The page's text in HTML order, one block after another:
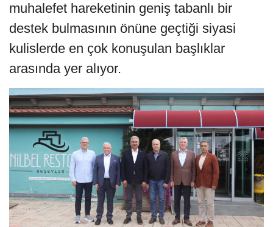
muhalefet hareketinin geniş tabanlı bir
destek bulmasının önüne geçtiği siyasi
kulislerde en çok konuşulan başlıklar
arasında yer alıyor.